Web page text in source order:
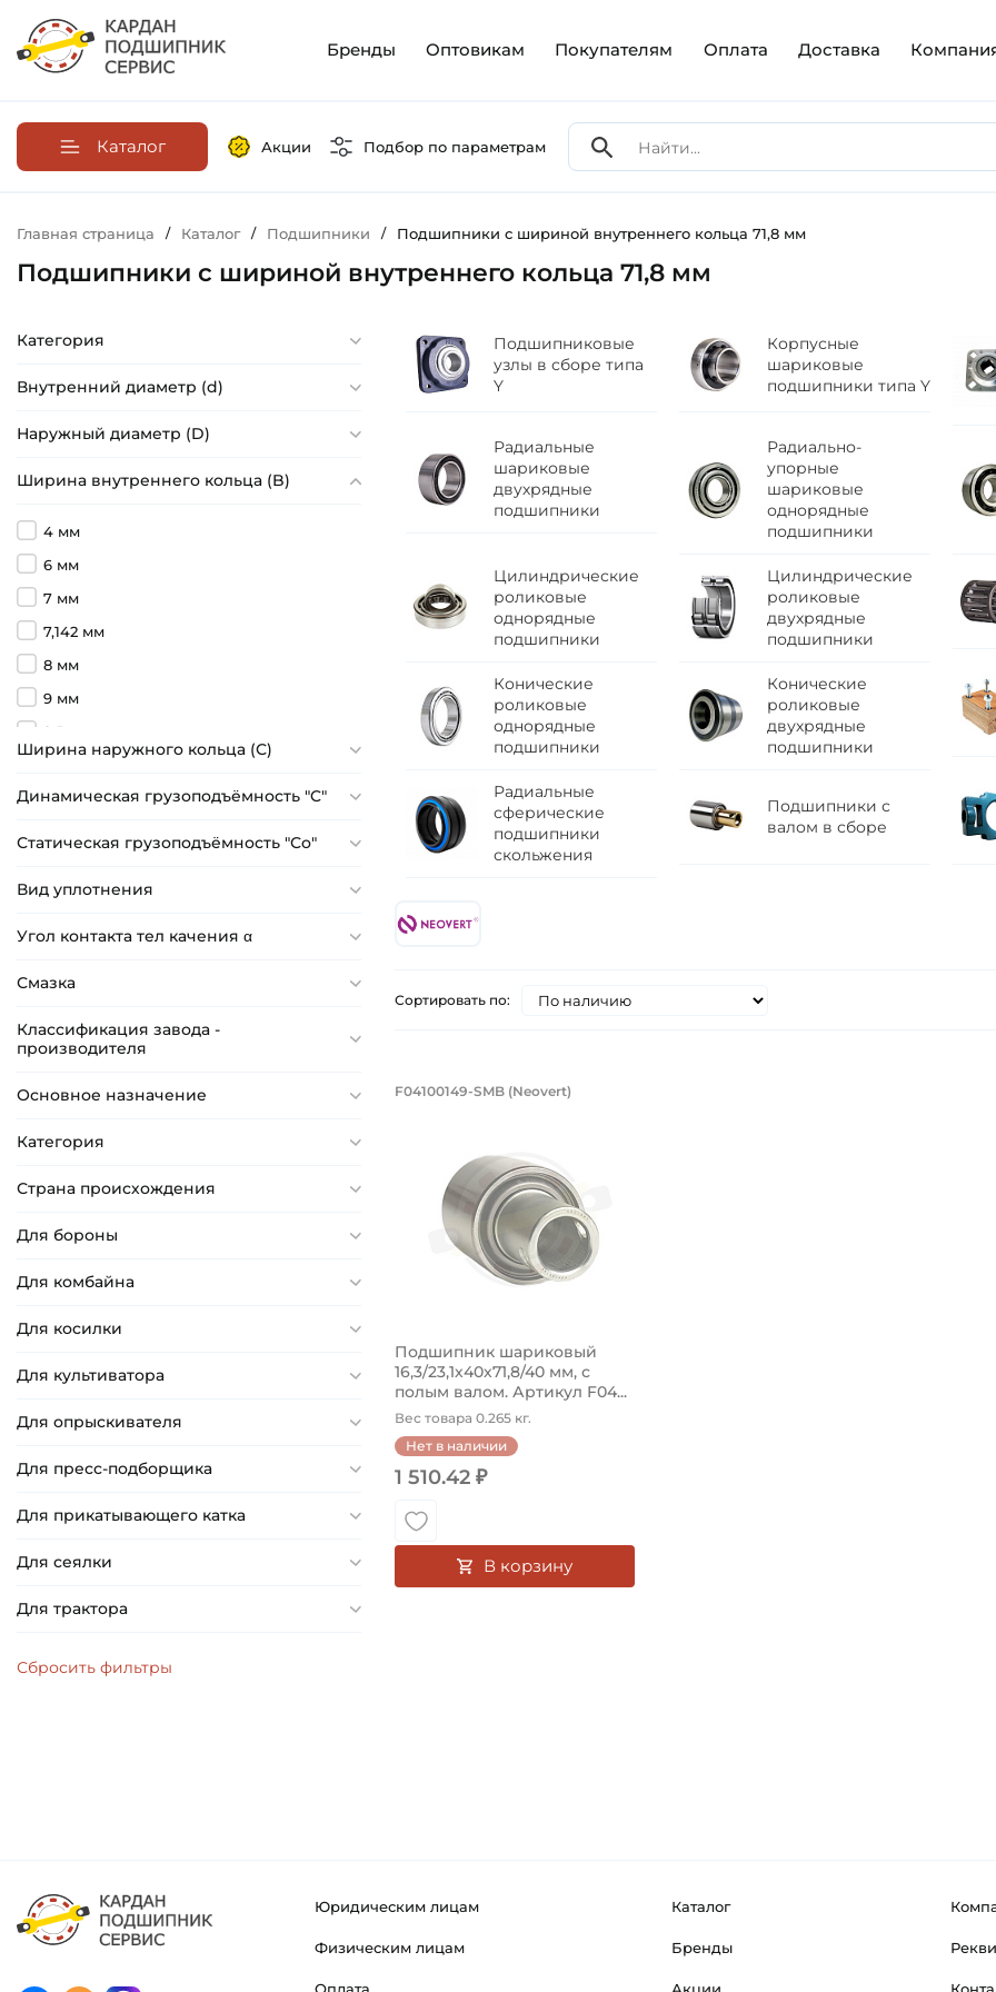
Бренды Оптовикам Покупателям Оплата Доставка
Каталог Акции Подбор по параметрам
Главная страница / Каталог / Подшипники / Подшипники с шириной внутреннего кольца 71,8 мм
Подшипники с шириной внутреннего кольца 71,8 мм
Категория
Внутренний диаметр (d)
Наружный диаметр (D)
Ширина внутреннего кольца (B)
4 мм
6 мм
7 мм
7,142 мм
8 мм
9 мм
11 мм
14 мм
14,4 мм
15 мм
16,637 мм
18 мм
18,288 мм
18,67 мм
19,4 мм
19,43 мм
19,842 мм
20,625 мм
22,2 мм
22,225 мм
Ширина наружного кольца (С)
Динамическая грузоподъёмность "C"
Статическая грузоподъёмность "Сo"
Вид уплотнения
Угол контакта тел качения α
Смазка
Классификация завода -
производителя
Основное назначение
Категория
Страна происхождения
Для бороны
Для комбайна
Для косилки
Для культиватора
Для опрыскивателя
Для пресс-подборщика
Для прикатывающего катка
Для сеялки
Для трактора
Подшипниковые
узлы в сборе типа
Y
Корпусные
шариковые
подшипники типа Y
Радиальные
шариковые
двухрядные
подшипники
Радиально-
упорные
шариковые
однорядные
подшипники
Цилиндрические
роликовые
однорядные
подшипники
Цилиндрические
роликовые
двухрядные
подшипники
Конические
роликовые
однорядные
подшипники
Конические
роликовые
двухрядные
подшипники
Радиальные
сферические
подшипники
скольжения
Подшипники с
валом в сборе
Сортировать по:
Подшипник шариковый 16,3/23,1х40х71,8/40
F04100149-SMB (Neovert)
Подшипник шариковый
16,3/23,1х40х71,8/40 мм, с
полым валом. Артикул F04...
Вес товара 0.265 кг.
Нет в наличии
1 510.42 ₽
В корзину
Юридическим лицам
Физическим лицам
Каталог
Бренды